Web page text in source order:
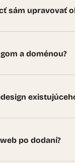
sám upravovať
a doménou?
po dodaní?